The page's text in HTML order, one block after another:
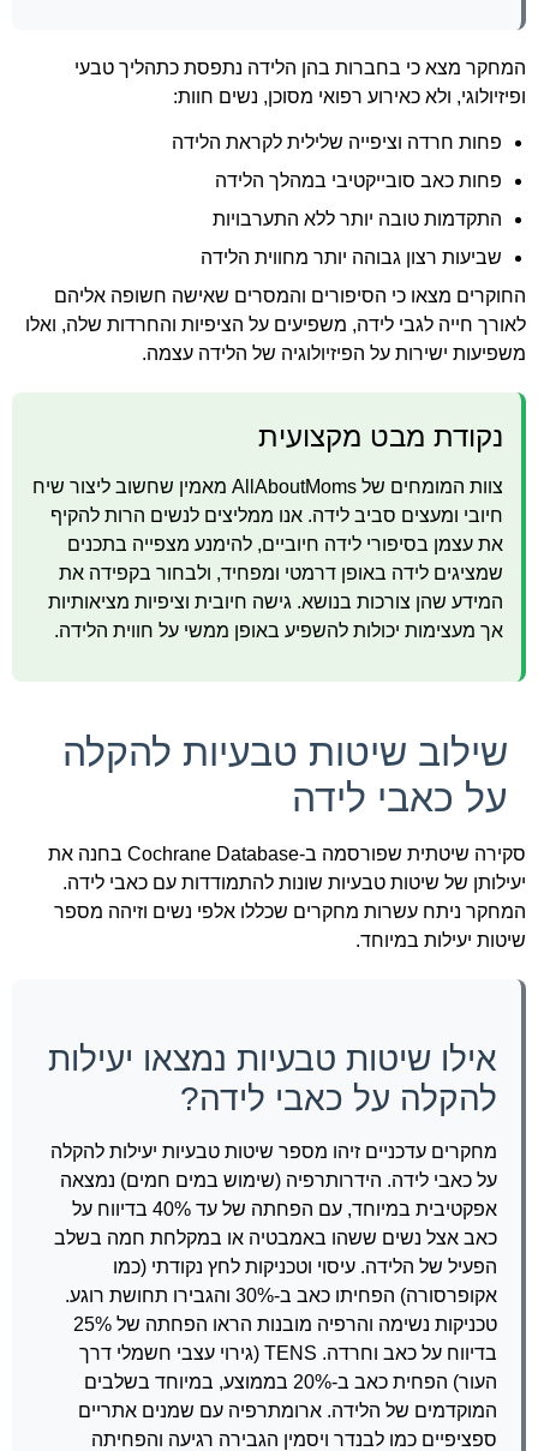
המחקר מצא כי בחברות בהן הלידה נתפסת כתהליך טבעי
ופיזיולוגי, ולא כאירוע רפואי מסוכן, נשים חוות:
פחות חרדה וציפייה שלילית לקראת הלידה
פחות כאב סובייקטיבי במהלך הלידה
התקדמות טובה יותר ללא התערבויות
שביעות רצון גבוהה יותר מחווית הלידה
החוקרים מצאו כי הסיפורים והמסרים שאישה חשופה אליהם
לאורך חייה לגבי לידה, משפיעים על הציפיות והחרדות שלה, ואלו
משפיעות ישירות על הפיזיולוגיה של הלידה עצמה.
נקודת מבט מקצועית
צוות המומחים של AllAboutMoms מאמין שחשוב ליצור שיח
חיובי ומעצים סביב לידה. אנו ממליצים לנשים הרות להקיף
את עצמן בסיפורי לידה חיוביים, להימנע מצפייה בתכנים
שמציגים לידה באופן דרמטי ומפחיד, ולבחור בקפידה את
המידע שהן צורכות בנושא. גישה חיובית וציפיות מציאותיות
אך מעצימות יכולות להשפיע באופן ממשי על חווית הלידה.
שילוב שיטות טבעיות להקלה
על כאבי לידה
סקירה שיטתית שפורסמה ב-Cochrane Database בחנה את
יעילותן של שיטות טבעיות שונות להתמודדות עם כאבי לידה.
המחקר ניתח עשרות מחקרים שכללו אלפי נשים וזיהה מספר
שיטות יעילות במיוחד.
אילו שיטות טבעיות נמצאו יעילות
להקלה על כאבי לידה?
מחקרים עדכניים זיהו מספר שיטות טבעיות יעילות להקלה
על כאבי לידה. הידרותרפיה (שימוש במים חמים) נמצאה
אפקטיבית במיוחד, עם הפחתה של עד 40% בדיווח על
כאב אצל נשים ששהו באמבטיה או במקלחת חמה בשלב
הפעיל של הלידה. עיסוי וטכניקות לחץ נקודתי (כמו
אקופרסורה) הפחיתו כאב ב-30% והגבירו תחושת רוגע.
טכניקות נשימה והרפיה מובנות הראו הפחתה של 25%
בדיווח על כאב וחרדה. TENS (גירוי עצבי חשמלי דרך
העור) הפחית כאב ב-20% בממוצע, במיוחד בשלבים
המוקדמים של הלידה. ארומתרפיה עם שמנים אתריים
ספציפיים כמו לבנדר ויסמין הגבירה רגיעה והפחיתה